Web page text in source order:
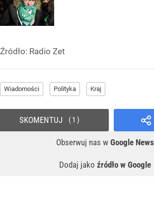
Źródło: Radio Zet
Wiadomości Polityka Kraj
Obserwuj nas w Google News
Dodaj jako źródło w Google
SKOMENTUJ 1